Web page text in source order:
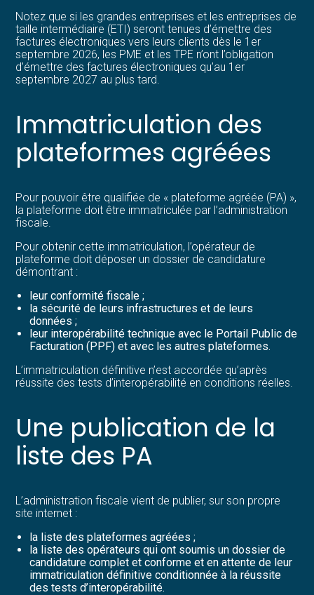
Notez que si les grandes entreprises et les entreprises de
taille intermédiaire (ETI) seront tenues d’émettre des
factures électroniques vers leurs clients dès le 1er
septembre 2026, les PME et les TPE n’ont l’obligation
d’émettre des factures électroniques qu’au 1er
septembre 2027 au plus tard.
Immatriculation des
plateformes agréées
Pour pouvoir être qualifiée de « plateforme agréée (PA) »,
la plateforme doit être immatriculée par l’administration
fiscale.
Pour obtenir cette immatriculation, l’opérateur de
plateforme doit déposer un dossier de candidature
démontrant :
leur conformité fiscale ;
la sécurité de leurs infrastructures et de leurs
données ;
leur interopérabilité technique avec le Portail Public de
Facturation (PPF) et avec les autres plateformes.
L’immatriculation définitive n’est accordée qu’après
réussite des tests d’interopérabilité en conditions réelles.
Une publication de la
liste des PA
L’administration fiscale vient de publier, sur son propre
site internet :
la liste des plateformes agréées ;
la liste des opérateurs qui ont soumis un dossier de
candidature complet et conforme et en attente de leur
immatriculation définitive conditionnée à la réussite
des tests d’interopérabilité.